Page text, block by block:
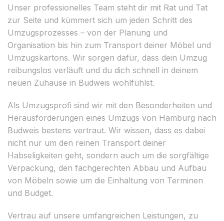
Unser professionelles Team steht dir mit Rat und Tat
zur Seite und kümmert sich um jeden Schritt des
Umzugsprozesses – von der Planung und
Organisation bis hin zum Transport deiner Möbel und
Umzugskartons. Wir sorgen dafür, dass dein Umzug
reibungslos verläuft und du dich schnell in deinem
neuen Zuhause in Budweis wohlfühlst.
Als Umzugsprofi sind wir mit den Besonderheiten und
Herausforderungen eines Umzugs von Hamburg nach
Budweis bestens vertraut. Wir wissen, dass es dabei
nicht nur um den reinen Transport deiner
Habseligkeiten geht, sondern auch um die sorgfältige
Verpackung, den fachgerechten Abbau und Aufbau
von Möbeln sowie um die Einhaltung von Terminen
und Budget.
Vertrau auf unsere umfangreichen Leistungen, zu